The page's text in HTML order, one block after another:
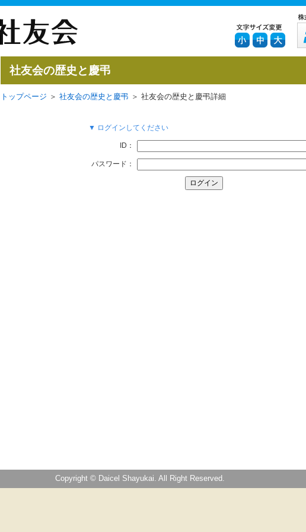
社友会の歴史と慶弔
トップページ ＞ 社友会の歴史と慶弔 ＞ 社友会の歴史と慶弔詳細
▼ ログインしてください
ID：
パスワード：
Copyright © Daicel Shayukai. All Right Reserved.